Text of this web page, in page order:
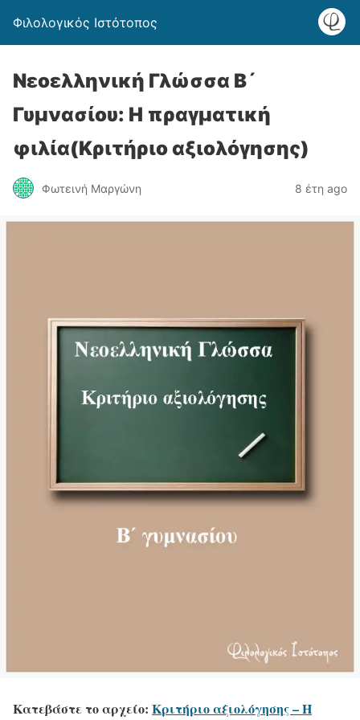
Φιλολογικός Ιστότοπος
Νεοελληνική Γλώσσα Β´
Γυμνασίου: Η πραγματική
φιλία(Κριτήριο αξιολόγησης)
Φωτεινή Μαργώνη 8 έτη ago
Κατεβάστε το αρχείο: Κριτήριο αξιολόγησης – Η